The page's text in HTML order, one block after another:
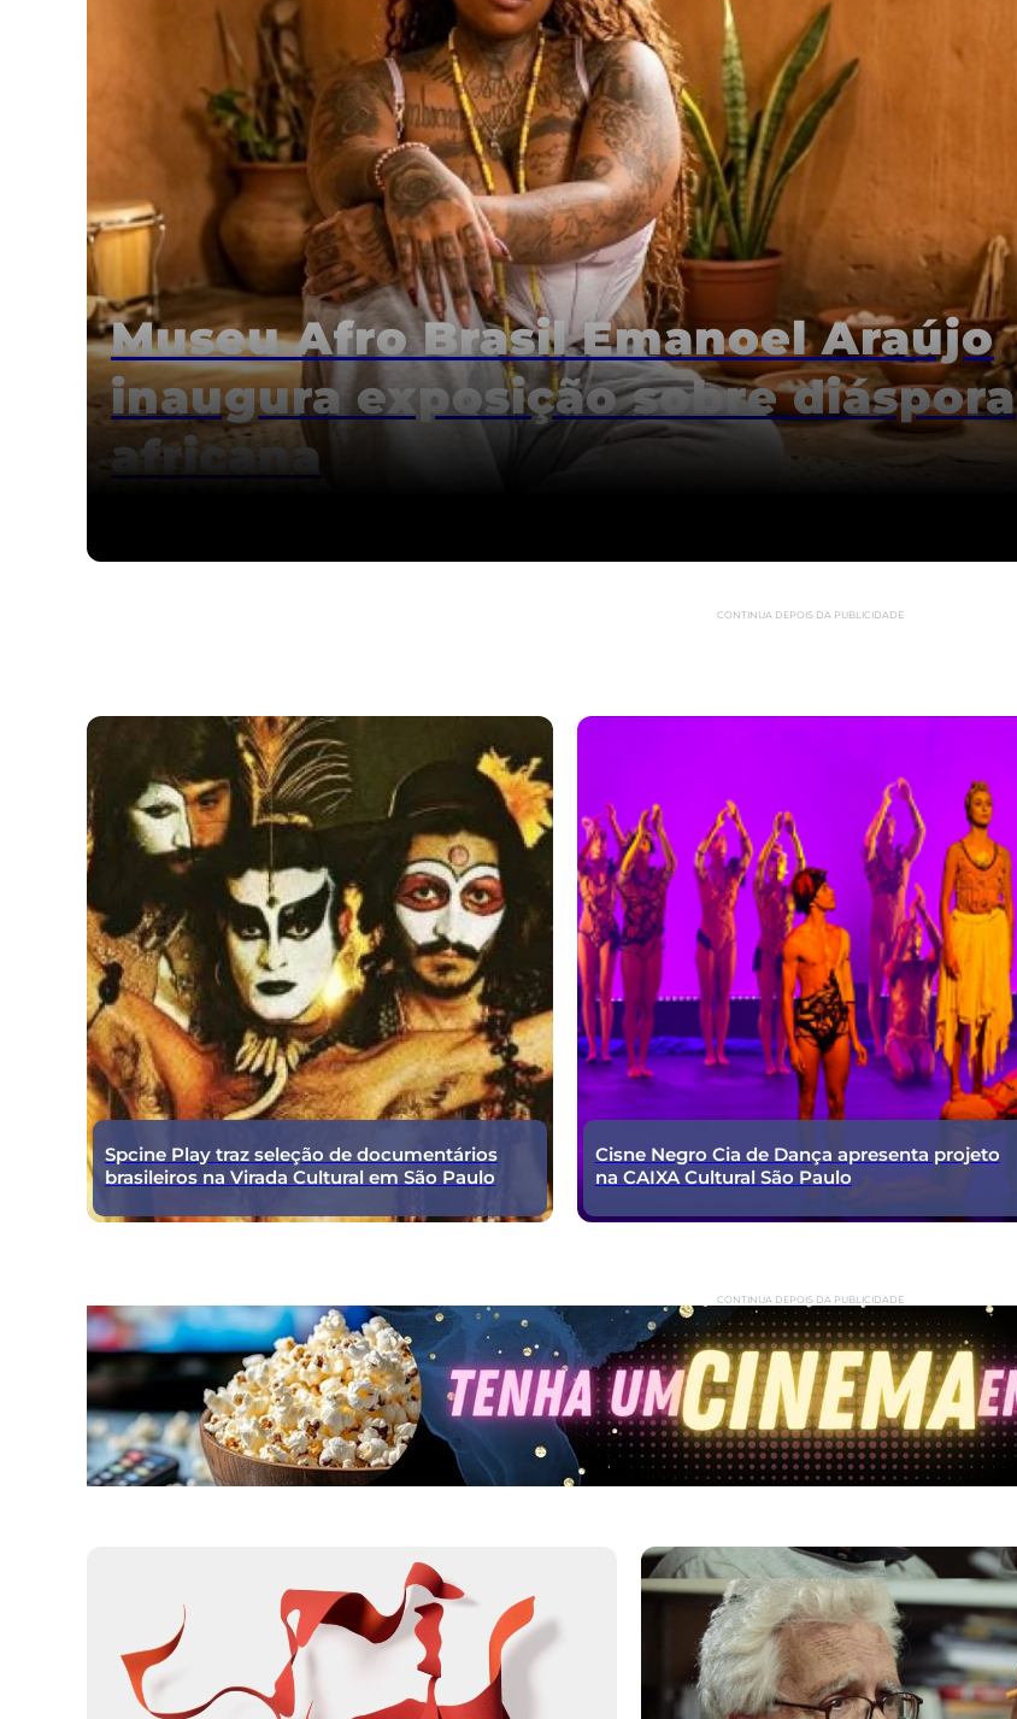
Museu Afro Brasil Emanoel Araújo
inaugura exposição sobre diáspora
africana
CONTINUA DEPOIS DA PUBLICIDADE
Spcine Play traz seleção de documentários
brasileiros na Virada Cultural em São Paulo
Cisne Negro Cia de Dança apresenta projeto
na CAIXA Cultural São Paulo
CONTINUA DEPOIS DA PUBLICIDADE